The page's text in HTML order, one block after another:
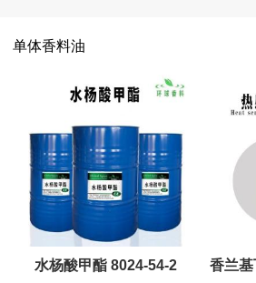
单体香料油
水杨酸甲酯 8024-54-2 香兰